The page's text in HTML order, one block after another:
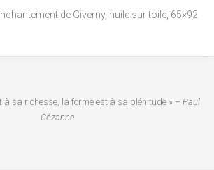
de Giverny, huile sur toile, 65×92
à sa richesse, la forme est à sa plénitude » – Paul
Cézanne